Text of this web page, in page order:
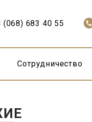
(068) 683 40 55
Сотрудничество